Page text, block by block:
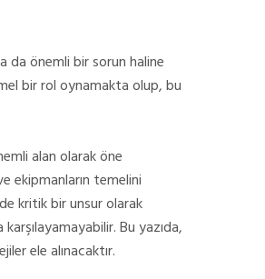
da önemli bir sorun haline
bir rol oynamakta olup, bu
alan olarak öne
ekipmanların temelini
kritik bir unsur olarak
Bu yazıda,
ele alınacaktır.